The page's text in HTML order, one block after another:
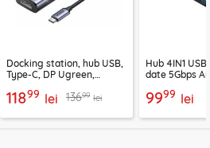
Docking station, hub USB,
Type-C, DP Ugreen,
11899 lei 13699 lei
Hub 4IN1
date 5Gbps
9999 lei